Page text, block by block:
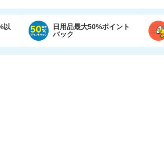
以
日用品最大50%ポイント
バック